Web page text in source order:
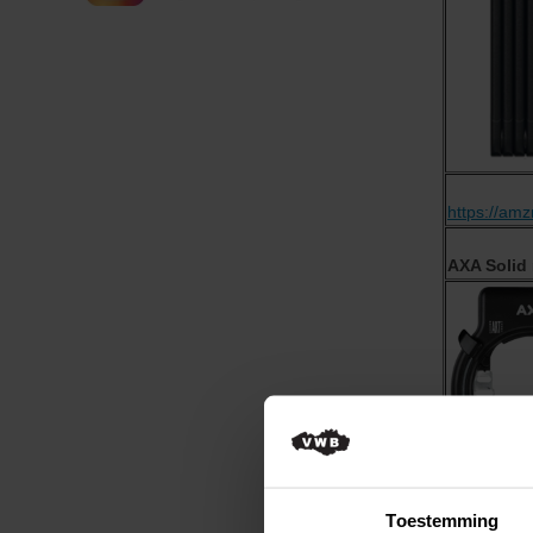
Toestemming
Kortingen voor leden
GPX op je toestel - info
https://
AXA
https://